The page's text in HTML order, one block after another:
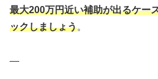
最大200万円近い補助が出るケー
ックしましょう。
—